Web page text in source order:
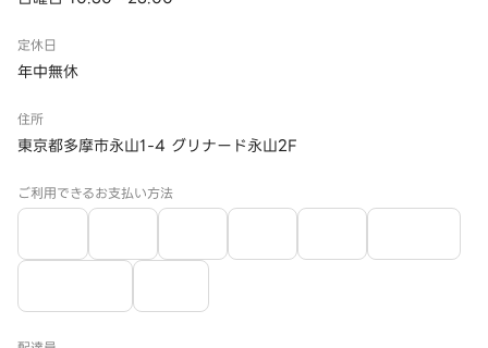
定休日
年中無休
住所
東京都多摩市永山1-4 グリナード永山2F
ご利用できるお支払い方法